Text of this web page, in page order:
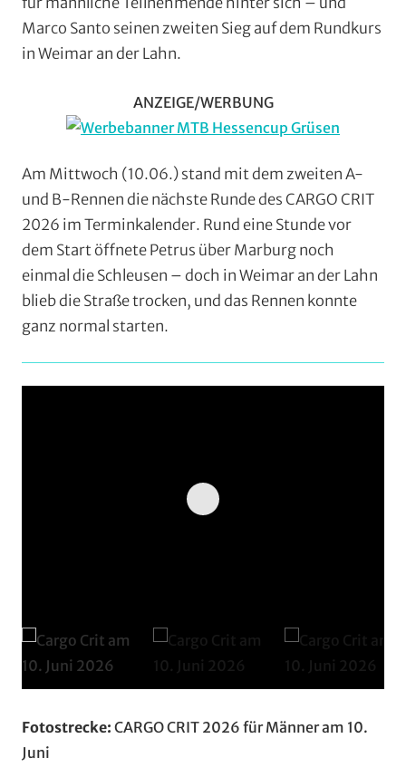
Orte,
RSV
Marburg ,
Vereine,
Wohin
am
Wochenende
(WaW)
Veranstaltungstipps
Marco Santo seinen zweiten Sieg auf dem Rundkurs
in Weimar an der Lahn.
ANZEIGE/WERBUNG
Am Mittwoch (10.06.) stand mit dem zweiten A-
und B-Rennen die nächste Runde des CARGO CRIT
2026 im Terminkalender. Rund eine Stunde vor
dem Start öffnete Petrus über Marburg noch
einmal die Schleusen – doch in Weimar an der Lahn
blieb die Straße trocken, und das Rennen konnte
ganz normal starten.
Fotostrecke: CARGO CRIT 2026 für Männer am 10.
Juni